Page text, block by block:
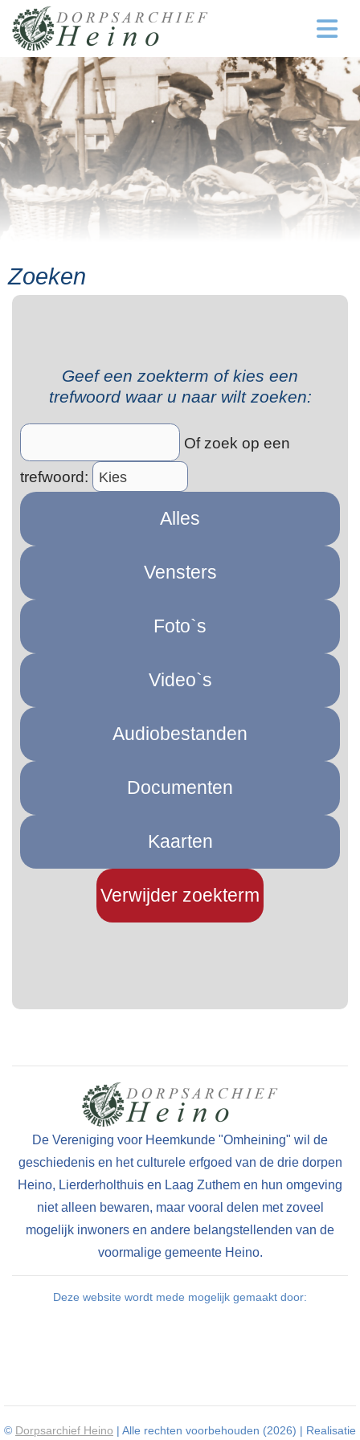
Zoeken
Geef een zoekterm of kies een
trefwoord waar u naar wilt zoeken:
Of zoek op een
trefwoord:
De Vereniging voor Heemkunde "Omheining" wil de
geschiedenis en het culturele erfgoed van de drie dorpen
Heino, Lierderholthuis en Laag Zuthem en hun omgeving
niet alleen bewaren, maar vooral delen met zoveel
mogelijk inwoners en andere belangstellenden van de
voormalige gemeente Heino.
Deze website wordt mede mogelijk gemaakt door:
© Dorpsarchief Heino | Alle rechten voorbehouden (2026) | Realisatie